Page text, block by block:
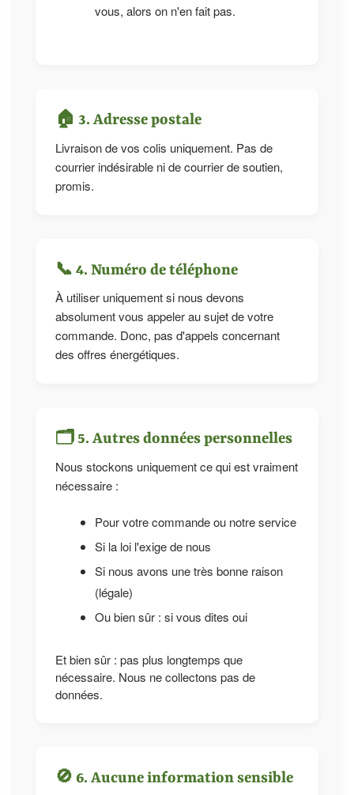
vous, alors on n'en fait pas.
🏠 3. Adresse postale
Livraison de vos colis uniquement. Pas de
courrier indésirable ni de courrier de soutien,
promis.
📞 4. Numéro de téléphone
À utiliser uniquement si nous devons
absolument vous appeler au sujet de votre
commande. Donc, pas d'appels concernant
des offres énergétiques.
🗂️ 5. Autres données personnelles
Nous stockons uniquement ce qui est vraiment
nécessaire :
Pour votre commande ou notre service
Si la loi l'exige de nous
Si nous avons une très bonne raison
(légale)
Ou bien sûr : si vous dites oui
Et bien sûr : pas plus longtemps que
nécessaire. Nous ne collectons pas de
données.
🚫 6. Aucune information sensible